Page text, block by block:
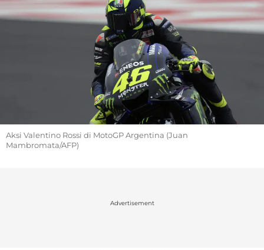
Aksi Valentino Rossi di MotoGP Argentina (Juan
Mambromata/AFP)
Advertisement